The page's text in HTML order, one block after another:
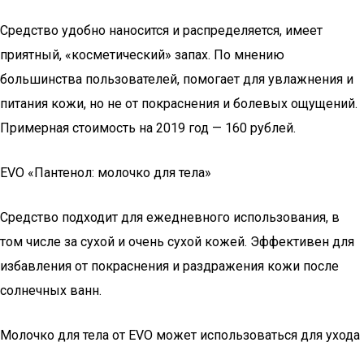
Средство удобно наносится и распределяется, имеет
приятный, «косметический» запах. По мнению
большинства пользователей, помогает для увлажнения и
питания кожи, но не от покраснения и болевых ощущений.
Примерная стоимость на 2019 год — 160 рублей.
EVO «Пантенол: молочко для тела»
Средство подходит для ежедневного использования, в
том числе за сухой и очень сухой кожей. Эффективен для
избавления от покраснения и раздражения кожи после
солнечных ванн.
Молочко для тела от EVO может использоваться для ухода